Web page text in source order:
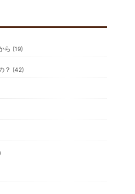
ら (19)
？ (42)